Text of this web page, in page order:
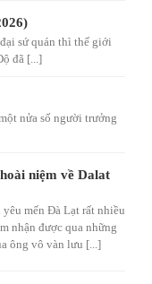
sứ quán thì thế giới
đã [...]
nửa số người trưởng
niệm về Dalat
mến Đà Lạt rất nhiều
nhận được qua những
ông vô vàn lưu [...]